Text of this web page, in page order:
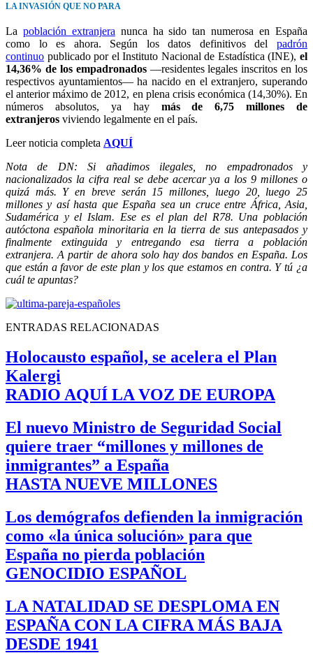
LA INVASIÓN QUE NO PARA
La población extranjeranunca ha sido tan numerosa en España
como lo es ahora. Según los datos definitivos del padrón
continuo publicado por el Instituto Nacional de Estadística (INE), el
14,36% de los empadronados—residentes legales inscritos en los
respectivos ayuntamientos— ha nacido en el extranjero, superando
el anterior máximo de 2012, en plena crisis económica (14,30%). En
números absolutos, ya hay más de 6,75 millones de
extranjeros viviendo legalmente en el país.
Leer noticia completa AQUÍ
Nota de DN: Si añadimos ilegales, no empadronados y
nacionalizados la cifra real se debe acercar ya a los 9 millones o
quizá más. Y en breve serán 15 millones, luego 20, luego 25
millones y así hasta que España sea un cruce entre África, Asia,
Sudamérica y el Islam. Ese es el plan del R78. Una población
autóctona española minoritaria en la tierra de sus antepasados y
finalmente extinguida y entregando esa tierra a población
extranjera. A partir de ahora solo hay dos bandos en España. Los
que están a favor de este plan y los que estamos en contra. Y tú ¿a
cuál te apuntas?
ENTRADAS RELACIONADAS
Holocausto español, se acelera el Plan
Kalergi
RADIO AQUÍ LA VOZ DE EUROPA
El nuevo Ministro de Seguridad Social
quiere traer “millones y millones de
inmigrantes” a España
HASTA NUEVE MILLONES
Los demógrafos defienden la inmigración
como «la única solución» para que
España no pierda población
GENOCIDIO ESPAÑOL
LA NATALIDAD SE DESPLOMA EN
ESPAÑA CON LA CIFRA MÁS BAJA
DESDE 1941